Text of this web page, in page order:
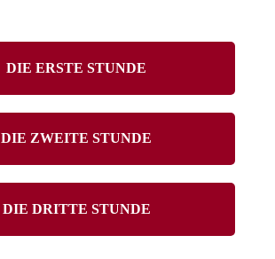
DIE ERSTE STUNDE
DIE ZWEITE STUNDE
DIE DRITTE STUNDE